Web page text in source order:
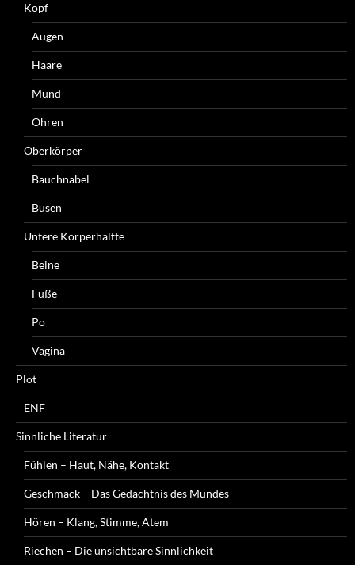
Kopf
Augen
Haare
Mund
Ohren
Oberkörper
Bauchnabel
Busen
Untere Körperhälfte
Beine
Füße
Po
Vagina
Plot
ENF
Sinnliche Literatur
Fühlen – Haut, Nähe, Kontakt
Geschmack – Das Gedächtnis des Mundes
Hören – Klang, Stimme, Atem
Riechen – Die unsichtbare Sinnlichkeit